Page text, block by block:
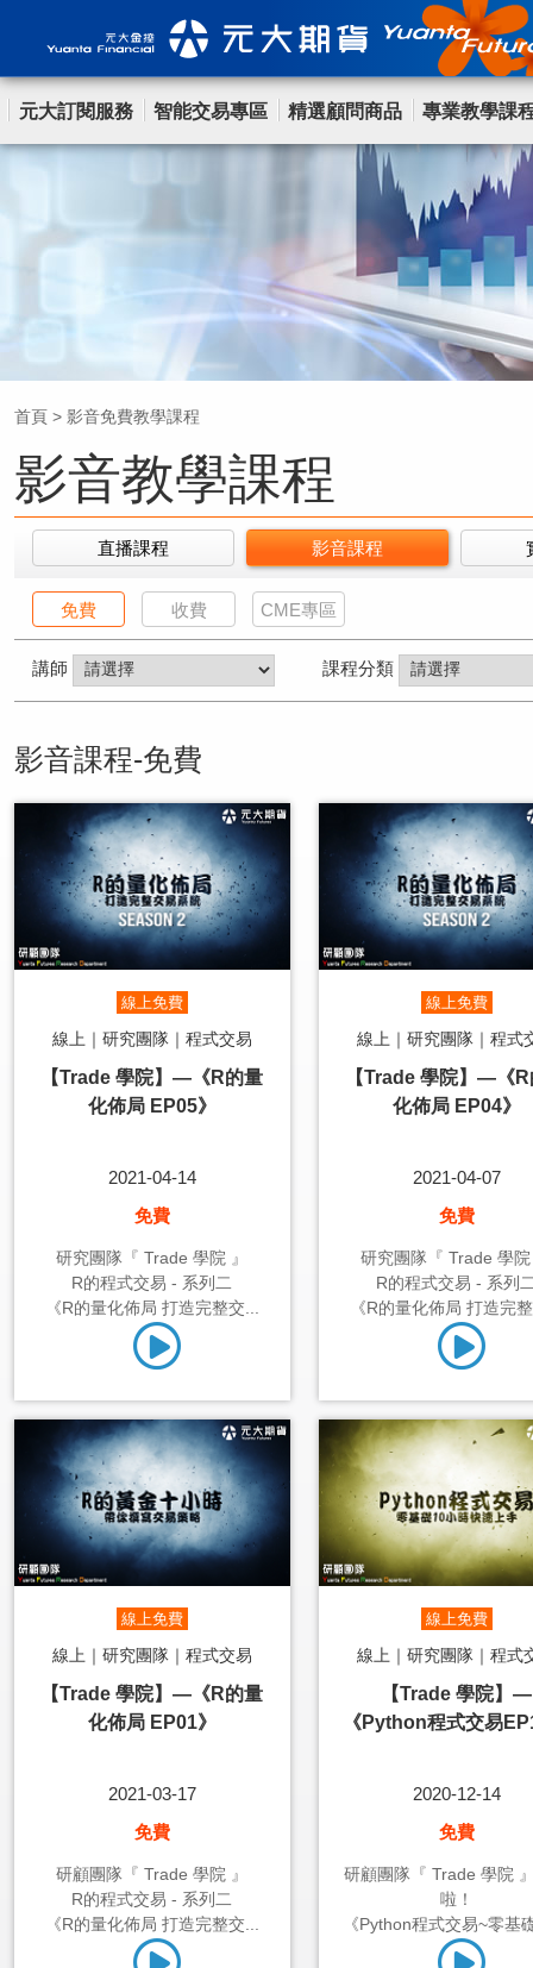
元大訂閱服務 智能交易專區 精選顧問商品 專業教學課
首頁 > 影音免費教學課程
影音教學課程
直播課程 影音課程
免費 收費 CME專區
講師 課程分類
影音課程-免費
線上免費
線上｜研究團隊｜程式交易
【Trade 學院】—《R的量
化佈局 EP05》
2021-04-14
免費
研究團隊『 Trade 學院 』
R的程式交易 - 系列二
《R的量化佈局 打造完整交...
線上免費
線上｜研究團隊｜程式
【Trade 學院】—《
化佈局 EP04》
2021-04-07
免費
研究團隊『 Trade 學
R的程式交易 - 系列
《R的量化佈局 打造完
線上免費
線上｜研究團隊｜程式交易
【Trade 學院】—《R的量
化佈局 EP01》
2021-03-17
免費
研顧團隊『 Trade 學院 』
R的程式交易 - 系列二
《R的量化佈局 打造完整交...
線上免費
線上｜研究團隊｜程式
【Trade 學院】—
《Python程式交易
2020-12-14
免費
研顧團隊『 Trade 學院
啦！
《Python程式交易~零基